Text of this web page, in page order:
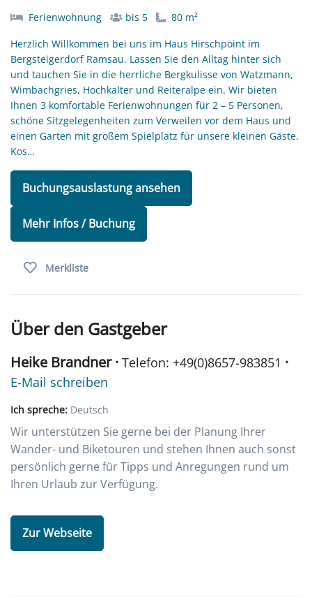
Ferienwohnung bis 5
80 m²
Herzlich Willkommen bei uns im Haus Hirschpoint im
Bergsteigerdorf Ramsau. Lassen Sie den Alltag hinter sich
und tauchen Sie in die herrliche Bergkulisse von Watzmann,
Wimbachgries, Hochkalter und Reiteralpe ein. Wir bieten
Ihnen 3 komfortable Ferienwohnungen für 2 – 5 Personen,
schöne Sitzgelegenheiten zum Verweilen vor dem Haus und
einen Garten mit großem Spielplatz für unsere kleinen Gäste.
Kos…
Buchungsauslastung ansehen
Mehr Infos / Buchung
Merkliste
Über den Gastgeber
Heike Brandner · Telefon: +49(0)8657-983851 ·
E-Mail schreiben
Ich spreche: Deutsch
Wir unterstützen Sie gerne bei der Planung Ihrer
Wander- und Biketouren und stehen Ihnen auch sonst
persönlich gerne für Tipps und Anregungen rund um
Ihren Urlaub zur Verfügung.
Zur Webseite